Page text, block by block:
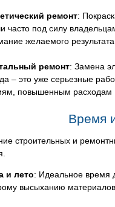
ремонт:
часто под силу
желаемого результата.
ремонт: Замена
– это уже серьезные
повышенным расходам
Время
строительных и
и лето: Идеальное время
высыханию